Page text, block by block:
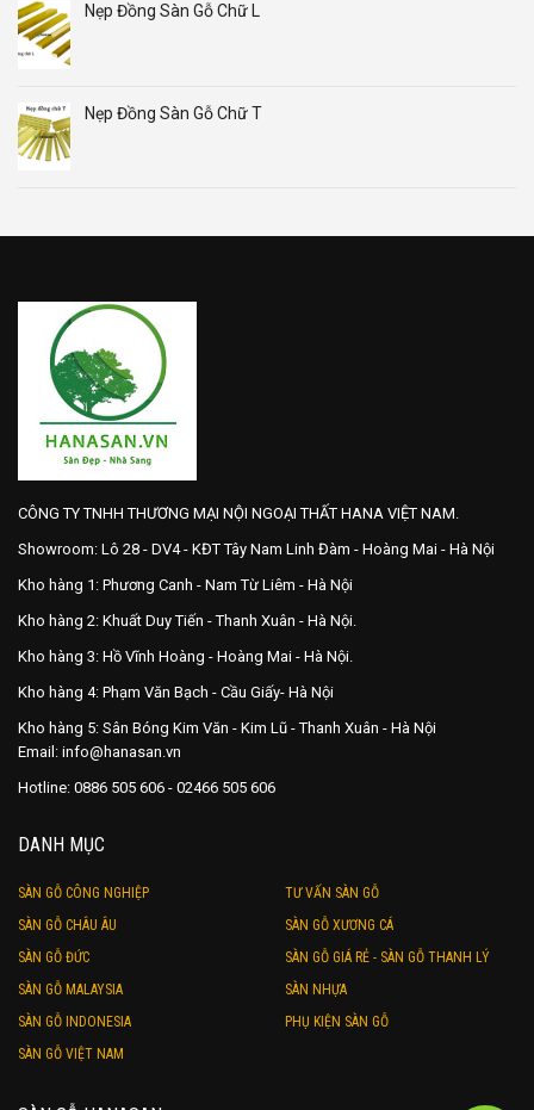
Nẹp Đồng Sàn Gỗ Chữ L
Nẹp Đồng Sàn Gỗ Chữ T
CÔNG TY TNHH THƯƠNG MẠI NỘI NGOẠI THẤT HANA VIỆT NAM.
Showroom: Lô 28 - DV4 - KĐT Tây Nam Linh Đàm - Hoàng Mai - Hà Nội
Kho hàng 1: Phương Canh - Nam Từ Liêm - Hà Nội
Kho hàng 2: Khuất Duy Tiến - Thanh Xuân - Hà Nội.
Kho hàng 3: Hồ Vĩnh Hoàng - Hoàng Mai - Hà Nội.
Kho hàng 4: Phạm Văn Bạch - Cầu Giấy- Hà Nội
Kho hàng 5: Sân Bóng Kim Văn - Kim Lũ - Thanh Xuân - Hà Nội
Email: info@hanasan.vn
Hotline: 0886 505 606 - 02466 505 606
DANH MỤC
SÀN GỖ CÔNG NGHIỆP
SÀN GỖ CHÂU ÂU
SÀN GỖ ĐỨC
SÀN GỖ MALAYSIA
SÀN GỖ INDONESIA
SÀN GỖ VIỆT NAM
TƯ VẤN SÀN GỖ
SÀN GỖ XƯƠNG CÁ
SÀN GỖ GIÁ RẺ - SÀN GỖ THANH LÝ
SÀN NHỰA
PHỤ KIỆN SÀN GỖ